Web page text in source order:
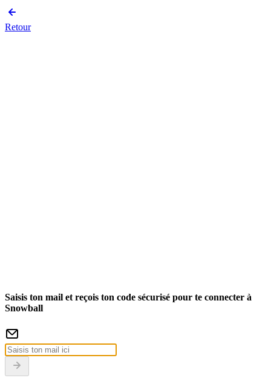
Retour
Saisis ton mail et reçois ton code sécurisé pour te connecter à
Snowball